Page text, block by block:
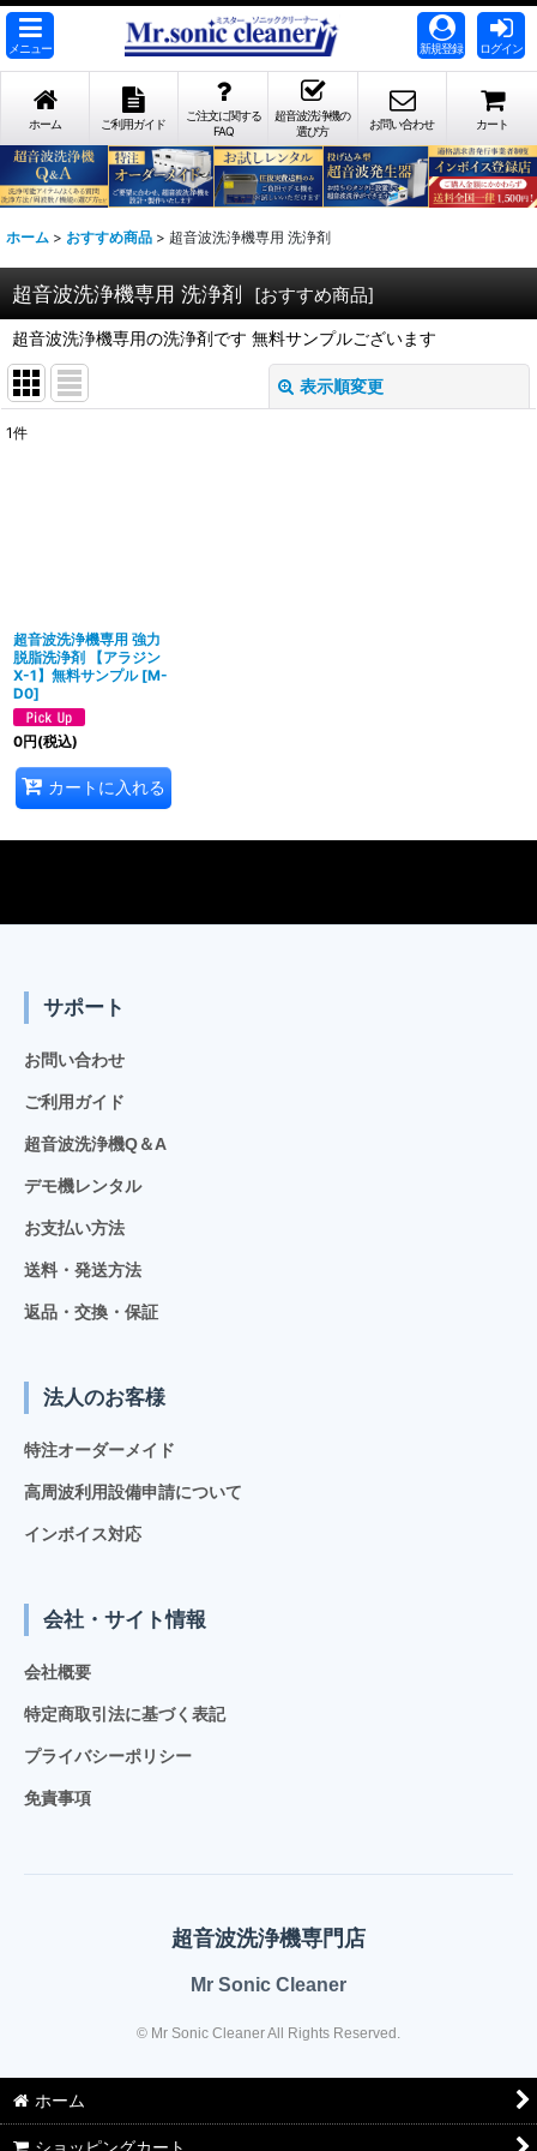
メニュー 新規登録 ログイン
ホーム ご利用ガイド
ご注文に関する
FAQ
超音波洗浄機の
選び方
お問い合わせ カート
ホーム > おすすめ商品 > 超音波洗浄機専用 洗浄剤
超音波洗浄機専用 洗浄剤 [おすすめ商品]
超音波洗浄機専用の洗浄剤です 無料サンプルございます
表示順変更
1件
超音波洗浄機専用 強力
脱脂洗浄剤 【アラジン
X-1】無料サンプル [M-
D0]
0円(税込)
カートに入れる
サポート
お問い合わせ
ご利用ガイド
超音波洗浄機Q＆A
デモ機レンタル
お支払い方法
送料・発送方法
返品・交換・保証
法人のお客様
特注オーダーメイド
高周波利用設備申請について
インボイス対応
会社・サイト情報
会社概要
特定商取引法に基づく表記
プライバシーポリシー
免責事項
超音波洗浄機専門店
Mr Sonic Cleaner
© Mr Sonic Cleaner All Rights Reserved.
ホーム
ショッピングカート